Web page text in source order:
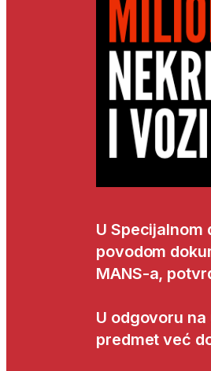
U
povodom
MANS-a,
U odgovoru na
predmet već